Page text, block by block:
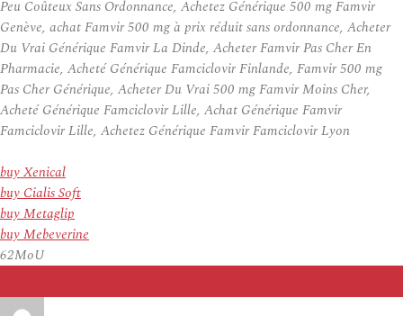
Peu Coûteux Sans Ordonnance, Achetez Générique 500 mg Famvir
Genève, achat Famvir 500 mg à prix réduit sans ordonnance, Acheter
Du Vrai Générique Famvir La Dinde, Acheter Famvir Pas Cher En
Pharmacie, Acheté Générique Famciclovir Finlande, Famvir 500 mg
Pas Cher Générique, Acheter Du Vrai 500 mg Famvir Moins Cher,
Acheté Générique Famciclovir Lille, Achat Générique Famvir
Famciclovir Lille, Achetez Générique Famvir Famciclovir Lyon
buy Xenical
buy Cialis Soft
buy Metaglip
buy Mebeverine
62MoU